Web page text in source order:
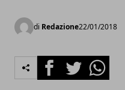
di Redazione22/01/2018
FacebookTwitterWhatsapp